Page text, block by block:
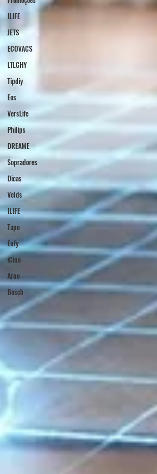
ILIFE
JETS
ECOVACS
LTLGHY
Tipdiy
Eos
VersLife
Philips
DREAME
Sopradores
Dicas
Velds
ILIFE
Tapo
Eufy
iCina
Arno
Bosch